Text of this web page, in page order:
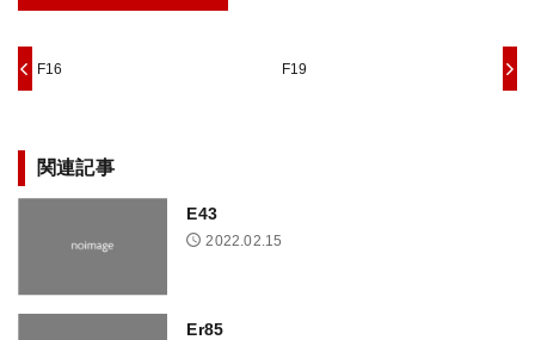
F16 F19
関連記事
E43
2022.02.15
Er85